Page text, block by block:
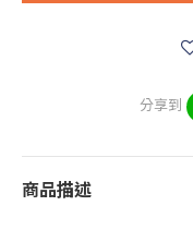
分享到
商品描述